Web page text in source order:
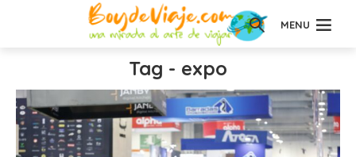
MENU
Tag - expo